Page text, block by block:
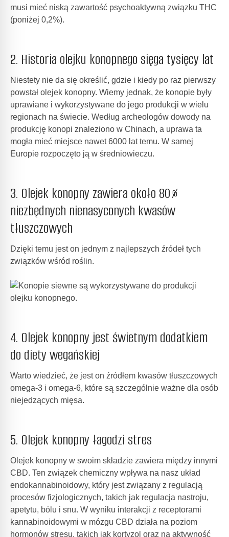
musi mieć niską zawartość psychoaktywną związku THC
(poniżej 0,2%).
2. Historia olejku konopnego sięga tysięcy lat
Niestety nie da się określić, gdzie i kiedy po raz pierwszy
powstał olejek konopny. Wiemy jednak, że konopie były
uprawiane i wykorzystywane do jego produkcji w wielu
regionach na świecie. Według archeologów dowody na
produkcję konopi znaleziono w Chinach, a uprawa ta
mogła mieć miejsce nawet 6000 lat temu. W samej
Europie rozpoczęto ją w średniowieczu.
3. Olejek konopny zawiera około 80%
niezbędnych nienasyconych kwasów
tłuszczowych
Dzięki temu jest on jednym z najlepszych źródeł tych
związków wśród roślin.
4. Olejek konopny jest świetnym dodatkiem
do diety wegańskiej
Warto wiedzieć, że jest on źródłem kwasów tłuszczowych
omega-3 i omega-6, które są szczególnie ważne dla osób
niejedzących mięsa.
5. Olejek konopny łagodzi stres
Olejek konopny w swoim składzie zawiera między innymi
CBD. Ten związek chemiczny wpływa na nasz układ
endokannabinoidowy, który jest związany z regulacją
procesów fizjologicznych, takich jak regulacja nastroju,
apetytu, bólu i snu. W wyniku interakcji z receptorami
kannabinoidowymi w mózgu CBD działa na poziom
hormonów stresu, takich jak kortyzol oraz na aktywność